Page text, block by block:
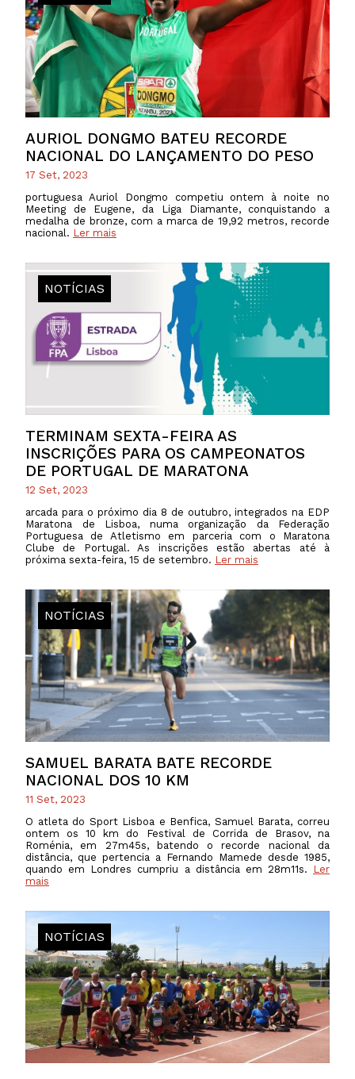
AURIOL DONGMO BATEU RECORDE
NACIONAL DO LANÇAMENTO DO PESO
17 Set, 2023
portuguesa Auriol Dongmo competiu ontem à noite no
Meeting de Eugene, da Liga Diamante, conquistando a
medalha de bronze, com a marca de 19,92 metros, recorde
nacional. Ler mais
TERMINAM SEXTA-FEIRA AS
INSCRIÇÕES PARA OS CAMPEONATOS
DE PORTUGAL DE MARATONA
NOTÍCIAS
12 Set, 2023
arcada para o próximo dia 8 de outubro, integrados na EDP
Maratona de Lisboa, numa organização da Federação
Portuguesa de Atletismo em parceria com o Maratona
Clube de Portugal. As inscrições estão abertas até à
próxima sexta-feira, 15 de setembro. Ler mais
SAMUEL BARATA BATE RECORDE
NACIONAL DOS 10 KM
NOTÍCIAS
11 Set, 2023
O atleta do Sport Lisboa e Benfica, Samuel Barata, correu
ontem os 10 km do Festival de Corrida de Brasov, na
Roménia, em 27m45s, batendo o recorde nacional da
distância, que pertencia a Fernando Mamede desde 1985,
quando em Londres cumpriu a distância em 28m11s. Ler
mais
NOTÍCIAS